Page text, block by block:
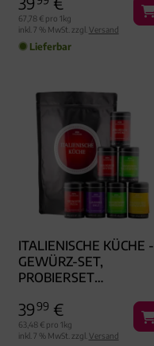
67,78 € pro 1kg
inkl. 7 % MwSt. zzgl. Versand
Lieferbar
ITALIENISCHE KÜCHE -
GEWÜRZ-SET,
PROBIERSET
3999 €
63,48 € pro 1kg
inkl. 7 % MwSt. zzgl. Versand